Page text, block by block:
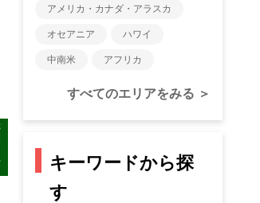
アメリカ・カナダ・アラスカ
オセアニア ハワイ
中南米 アフリカ
すべてのエリアをみる ＞
キーワードから探
す